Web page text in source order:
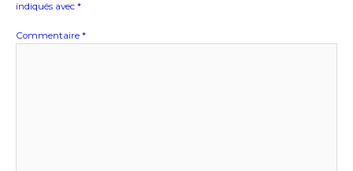
indiqués avec *
Commentaire *